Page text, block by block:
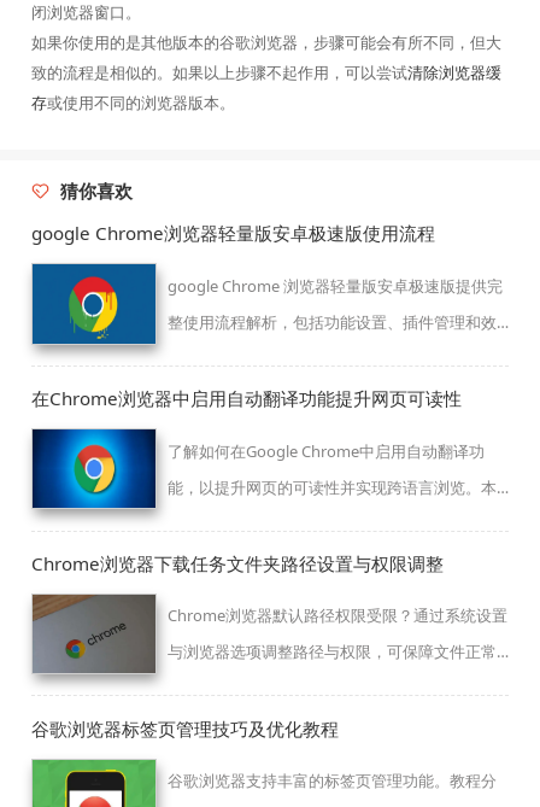
闭浏览器窗口。
如果你使用的是其他版本的谷歌浏览器，步骤可能会有所不同，但大
致的流程是相似的。如果以上步骤不起作用，可以尝试清除浏览器缓
存或使用不同的浏览器版本。
猜你喜欢
google Chrome浏览器轻量版安卓极速版使用流程
google Chrome 浏览器轻量版安卓极速版提供完
整使用流程解析，包括功能设置、插件管理和效
巧。
在Chrome浏览器中启用自动翻译功能提升网页可读性
了解如何在Google Chrome中启用自动翻译功
能，以提升网页的可读性并实现跨语言浏览。本
Chrome浏览器下载任务文件夹路径设置与权限调整
Chrome浏览器默认路径权限受限？通过系统设置
与浏览器选项调整路径与权限，可保障文件正常
谷歌浏览器标签页管理技巧及优化教程
谷歌浏览器支持丰富的标签页管理功能。教程分